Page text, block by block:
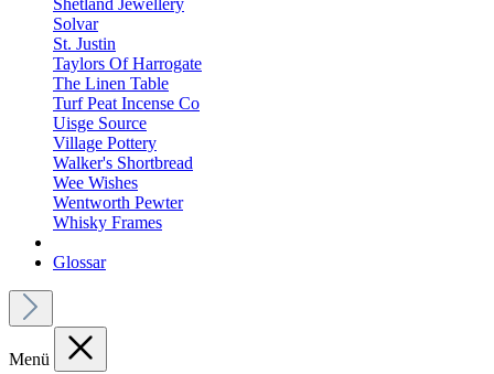
Shetland Jewellery
Solvar
St. Justin
Taylors Of Harrogate
The Linen Table
Turf Peat Incense Co
Uisge Source
Village Pottery
Walker's Shortbread
Wee Wishes
Wentworth Pewter
Whisky Frames
Glossar
Menü